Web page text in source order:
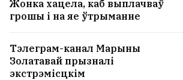
Жонка хацела, каб выплачваў
грошы і на яе ўтрыманне
Тэлеграм-канал Марыны
Золатавай прызналі
экстрэмісцкім